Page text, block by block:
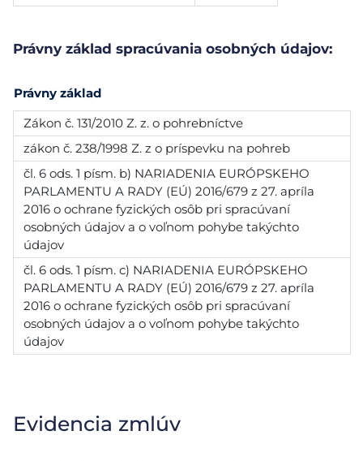
Právny základ spracúvania osobných údajov:
Právny základ
Zákon č. 131/2010 Z. z. o pohrebníctve
zákon č. 238/1998 Z. z o príspevku na pohreb
čl. 6 ods. 1 písm. b) NARIADENIA EURÓPSKEHO
PARLAMENTU A RADY (EÚ) 2016/679 z 27. apríla
2016 o ochrane fyzických osôb pri spracúvaní
osobných údajov a o voľnom pohybe takýchto
údajov
čl. 6 ods. 1 písm. c) NARIADENIA EURÓPSKEHO
PARLAMENTU A RADY (EÚ) 2016/679 z 27. apríla
2016 o ochrane fyzických osôb pri spracúvaní
osobných údajov a o voľnom pohybe takýchto
údajov
Evidencia zmlúv